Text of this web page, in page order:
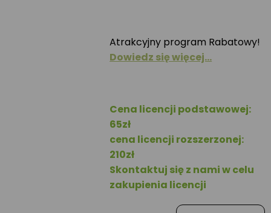
Atrakcyjny program Rabatowy!
Dowiedz się więcej…
Cena licencji podstawowej:
65zł
cena licencji rozszerzonej:
210zł
Skontaktuj się z nami w celu
zakupienia licencji